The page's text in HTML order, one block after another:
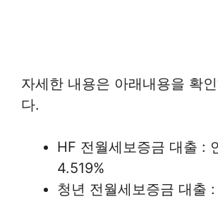
자세한 내용은 아래내용을 확
다.
HF 전월세보증금 대출 :
4.519%
청년 전월세보증금 대출